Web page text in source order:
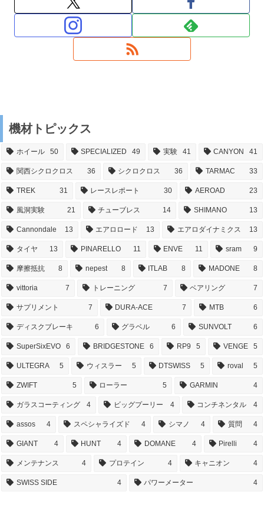
機材トピックス
ホイール 50 SPECIALIZED 49 実験 41 CANYON 41
関西シクロクロス 36 シクロクロス 36 TARMAC 33
TREK 31 レースレポート 30 AEROAD 23
風洞実験 21 チューブレス 14 SHIMANO 13
Cannondale 13 エアロロード 13 エアロダイナミクス 13
タイヤ 13 PINARELLO 11 ENVE 11 sram 9
摩擦抵抗 8 nepest 8 ITLAB 8 MADONE 8
vittoria 7 トレーニング 7 ベアリング 7
サプリメント 7 DURA-ACE 7 MTB 6
ディスクブレーキ 6 グラベル 6 SUNVOLT 6
SuperSixEVO 6 BRIDGESTONE 6 RP9 5 VENGE 5
ULTEGRA 5 ウィスラー 5 DTSWISS 5 roval 5
ZWIFT 5 ローラー 5 GARMIN 4
ガラスコーティング 4 ビッグプーリー 4 コンチネンタル 4
assos 4 スペシャライズド 4 シマノ 4 質問 4
GIANT 4 HUNT 4 DOMANE 4 Pirelli 4
メンテナンス 4 プロテイン 4 キャニオン 4
SWISS SIDE 4 パワーメーター 4